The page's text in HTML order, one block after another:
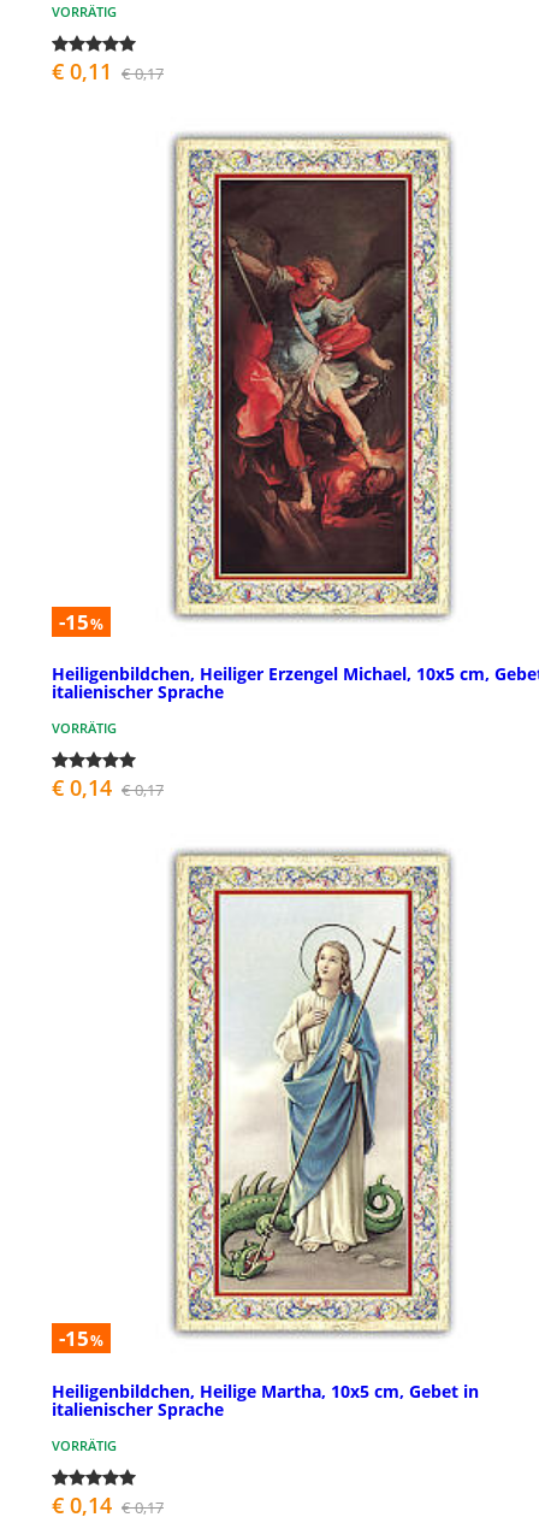
VORRÄTIG
€ 0,11 € 0,17
-15%
Heiligenbildchen, Heiliger Erzengel Michael, 10x5 cm,
italienischer Sprache
VORRÄTIG
€ 0,14 € 0,17
-15%
Heiligenbildchen, Heilige Martha, 10x5 cm, Gebet in
italienischer Sprache
VORRÄTIG
€ 0,14 € 0,17